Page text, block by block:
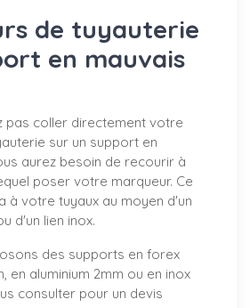
de tuyauterie
en mauvais
pas coller directement votre
sur un support en
aurez besoin de recourir à
poser votre marqueur. Ce
à votre tuyaux au moyen d'un
d'un lien inox.
des supports en forex
en aluminium 2mm ou en inox
consulter pour un devis